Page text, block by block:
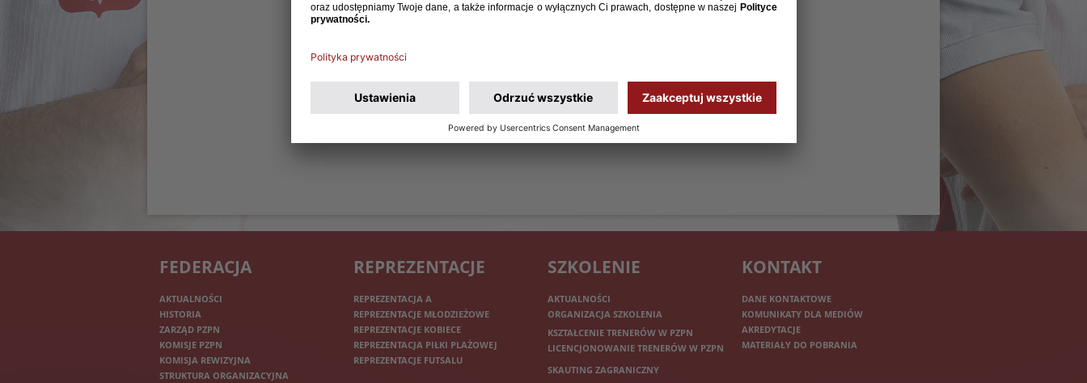
FEDERACJA
AKTUALNOŚCI
HISTORIA
ZARZĄD PZPN
KOMISJE PZPN
KOMISJA REWIZYJNA
STRUKTURA ORGANIZACYJNA
REPREZENTACJE
REPREZENTACJA A
REPREZENTACJE MŁODZIEŻOWE
REPREZENTACJE KOBIECE
REPREZENTACJA PIŁKI PLAŻOWEJ
REPREZENTACJE FUTSALU
SZKOLENIE
AKTUALNOŚCI
ORGANIZACJA SZKOLENIA
KSZTAŁCENIE TRENERÓW W PZPN
LICENCJONOWANIE TRENERÓW W PZPN
SKAUTING ZAGRANICZNY
KONTAKT
DANE KONTAKTOWE
KOMUNIKATY DLA MEDIÓW
AKREDYTACJE
MATERIAŁY DO POBRANIA